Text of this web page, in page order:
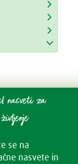
nasveti za
se na
nasvete in